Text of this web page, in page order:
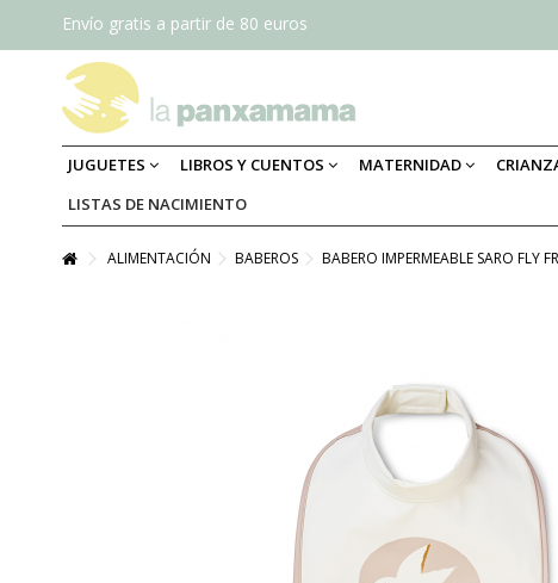
Envío gratis a partir de 80 euros
JUGUETES LIBROS Y CUENTOS MATERNIDAD
LISTAS DE NACIMIENTO
ALIMENTACIÓN BABEROS BABERO IMPERMEABLE SARO FLY